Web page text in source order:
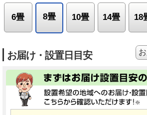
6畳 8畳 10畳 14畳 18
お届け・設置日目安